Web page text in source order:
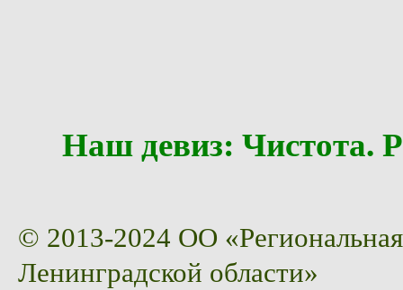
Наш девиз:
© 2013-2024 ОО
Ленинградской области»